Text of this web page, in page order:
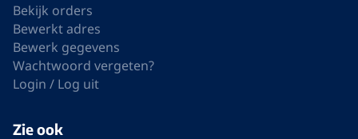
Bekijk orders
Bewerkt adres
Bewerk gegevens
Wachtwoord vergeten?
Login / Log uit
Zie ook